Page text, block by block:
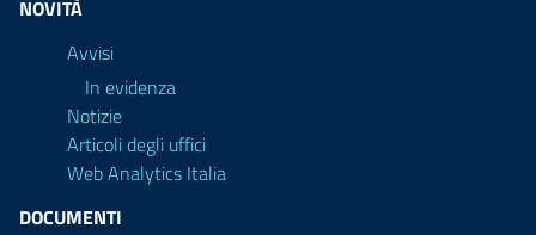
NOVITÀ
Avvisi
In evidenza
Notizie
Articoli degli uffici
Web Analytics Italia
DOCUMENTI